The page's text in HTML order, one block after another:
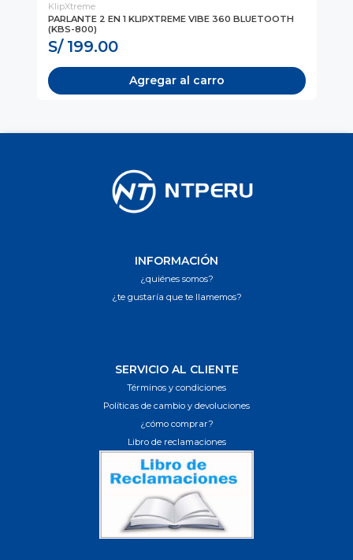
KlipXtreme
PARLANTE 2 EN 1 KLIPXTREME VIBE 360 BLUETOOTH
(KBS-800)
S/ 199.00
Agregar al carro
INFORMACIÓN
¿quiénes somos?
¿te gustaría que te llamemos?
SERVICIO AL CLIENTE
Términos y condiciones
Políticas de cambio y devoluciones
¿cómo comprar?
Libro de reclamaciones